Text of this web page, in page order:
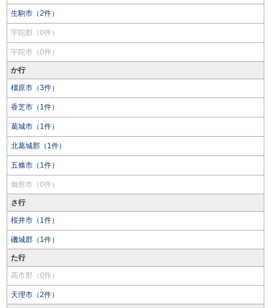
生駒市（2件）
宇陀郡（0件）
宇陀市（0件）
か行
橿原市（3件）
香芝市（1件）
葛城市（1件）
北葛城郡（1件）
五條市（1件）
御所市（0件）
さ行
桜井市（1件）
磯城郡（1件）
た行
高市郡（0件）
天理市（2件）